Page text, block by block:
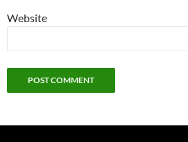
Website